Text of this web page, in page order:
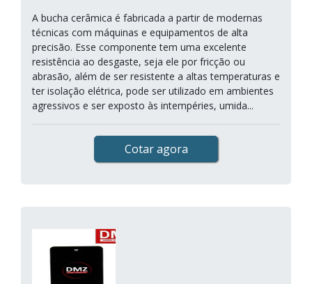
A bucha cerâmica é fabricada a partir de modernas
técnicas com máquinas e equipamentos de alta
precisão. Esse componente tem uma excelente
resistência ao desgaste, seja ele por fricção ou
abrasão, além de ser resistente a altas temperaturas e
ter isolação elétrica, pode ser utilizado em ambientes
agressivos e ser exposto às intempéries, umida...
Cotar agora